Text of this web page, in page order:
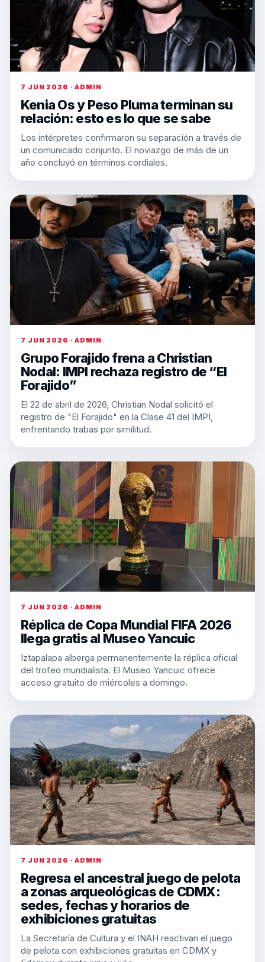
7 JUN 2026 · ADMIN
Kenia Os y Peso Pluma terminan su
relación: esto es lo que se sabe
Los intérpretes confirmaron su separación a través de
un comunicado conjunto. El noviazgo de más de un
año concluyó en términos cordiales.
7 JUN 2026 · ADMIN
Grupo Forajido frena a Christian
Nodal: IMPI rechaza registro de “El
Forajido”
El 22 de abril de 2026, Christian Nodal solicitó el
registro de "El Forajido" en la Clase 41 del IMPI,
enfrentando trabas por similitud.
7 JUN 2026 · ADMIN
Réplica de Copa Mundial FIFA 2026
llega gratis al Museo Yancuic
Iztapalapa alberga permanentemente la réplica oficial
del trofeo mundialista. El Museo Yancuic ofrece
acceso gratuito de miércoles a domingo.
7 JUN 2026 · ADMIN
Regresa el ancestral juego de pelota
a zonas arqueológicas de CDMX:
sedes, fechas y horarios de
exhibiciones gratuitas
La Secretaría de Cultura y el INAH reactivan el juego
de pelota con exhibiciones gratuitas en CDMX y